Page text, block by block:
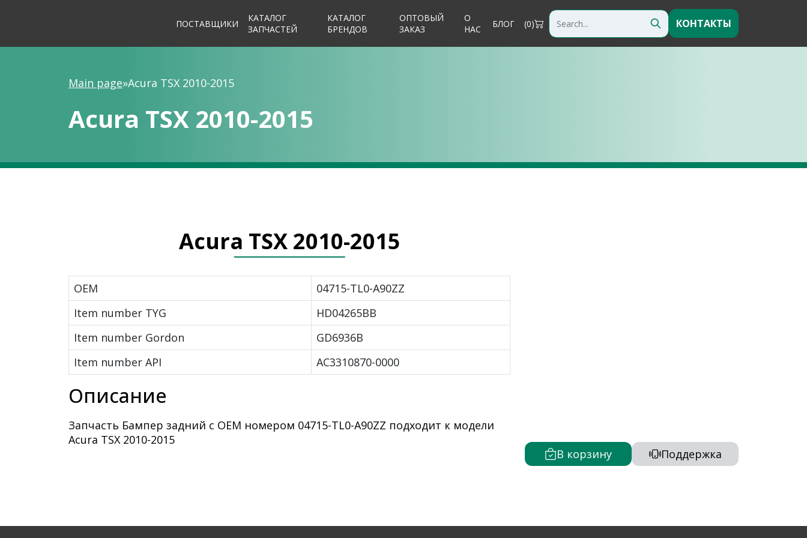
ПОСТАВЩИКИ
КАТАЛОГ
ЗАПЧАСТЕЙ
КАТАЛОГ
БРЕНДОВ
ОПТОВЫЙ
ЗАКАЗ
О
НАС
БЛОГ (0) КОНТАКТЫ
Main page»Acura TSX 2010-2015
Acura TSX 2010-2015
В корзину Поддержка
Acura TSX 2010-2015
OEM
04715-TL0-A90ZZ
Item number TYG
HD04265BB
Item number Gordon
GD6936B
Item number API
AC3310870-0000
Описание
Запчасть Бампер задний с OEM номером 04715-TL0-A90ZZ подходит к модели
Acura TSX 2010-2015